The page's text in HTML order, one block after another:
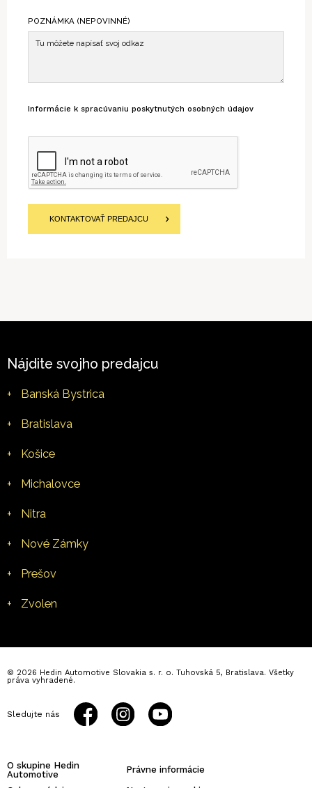
POZNÁMKA (NEPOVINNÉ)
Informácie k spracúvaniu poskytnutých osobných údajov
KONTAKTOVAŤ PREDAJCU
Nájdite svojho predajcu
+ Banská Bystrica
+ Bratislava
+ Košice
+ Michalovce
+ Nitra
+ Nové Zámky
+ Prešov
+ Zvolen
© 2026 Hedin Automotive Slovakia s. r. o. Tuhovská 5, Bratislava. Všetky
práva vyhradené.
Sledujte nás
O skupine Hedin
Automotive
Právne informácie